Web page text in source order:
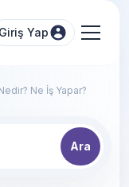
Giriş Yap
Ne İş Yapar?
Ara